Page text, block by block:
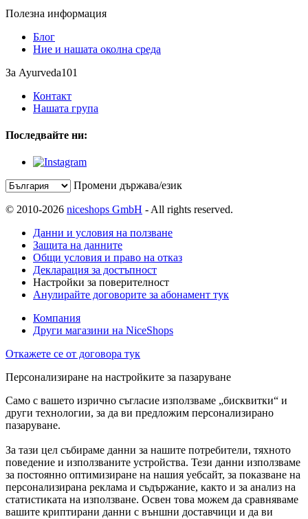
Полезна информация
Блог
Ние и нашата околна среда
За Ayurveda101
Контакт
Нашата група
Последвайте ни:
Промени държава/език
© 2010-2026 niceshops GmbH - All rights reserved.
Данни и условия на ползване
Защита на данните
Общи условия и право на отказ
Декларация за достъпност
Настройки за поверителност
Анулирайте договорите за абонамент тук
Компания
Други магазини на NiceShops
Откажете се от договора тук
Персонализиране на настройките за пазаруване
Само с вашето изрично съгласие използваме „бисквитки“ и
други технологии, за да ви предложим персонализирано
пазаруване.
За тази цел събираме данни за нашите потребители, тяхното
поведение и използваните устройства. Тези данни използваме
за постоянно оптимизиране на нашия уебсайт, за показване на
персонализирана реклама и съдържание, както и за анализ на
статистиката на използване. Освен това можем да сравняваме
вашите криптирани данни с външни доставчици и да ви